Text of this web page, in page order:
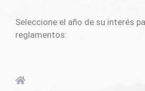
Seleccione el año de su interés
reglamentos: